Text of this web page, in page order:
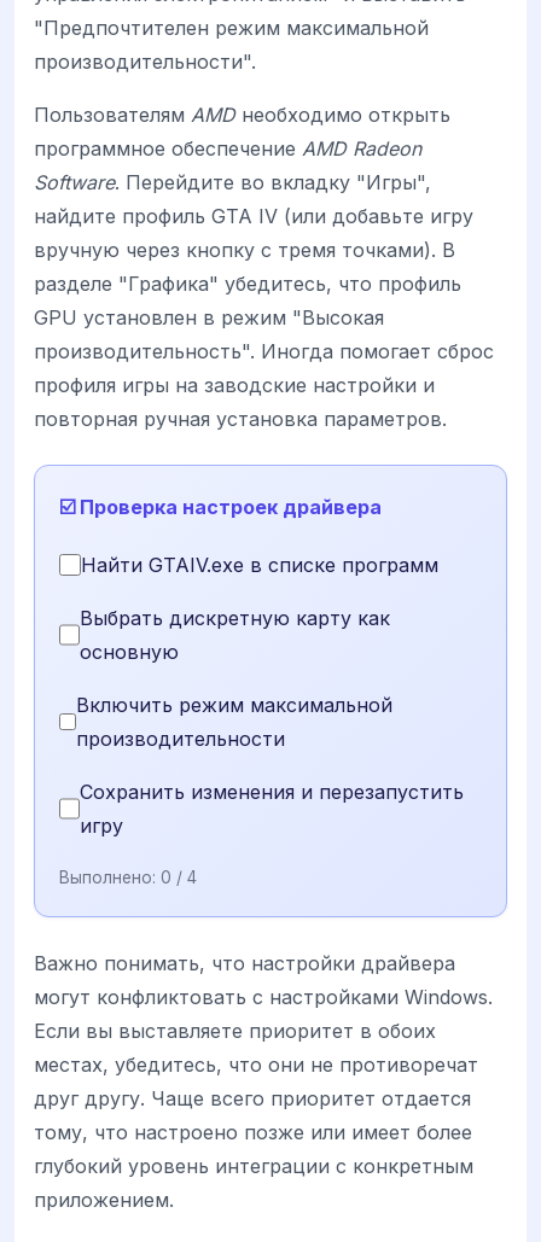
"Предпочтителен режим максимальной
производительности".
Пользователям AMDнеобходимо открыть
программное обеспечение AMD Radeon
Software. Перейдите во вкладку "Игры",
найдите профиль GTA IV (или добавьте игру
вручную через кнопку с тремя точками). В
разделе "Графика" убедитесь, что профиль
GPU установлен в режим "Высокая
производительность". Иногда помогает сброс
профиля игры на заводские настройки и
повторная ручная установка параметров.
☑️ Проверка настроек драйвера
Найти GTAIV.exe в списке программ
Выбрать дискретную карту как
основную
Включить режим максимальной
производительности
Сохранить изменения и перезапустить
игру
Выполнено: 0 / 4
Важно понимать, что настройки драйвера
могут конфликтовать с настройками Windows.
Если вы выставляете приоритет в обоих
местах, убедитесь, что они не противоречат
друг другу. Чаще всего приоритет отдается
тому, что настроено позже или имеет более
глубокий уровень интеграции с конкретным
приложением.